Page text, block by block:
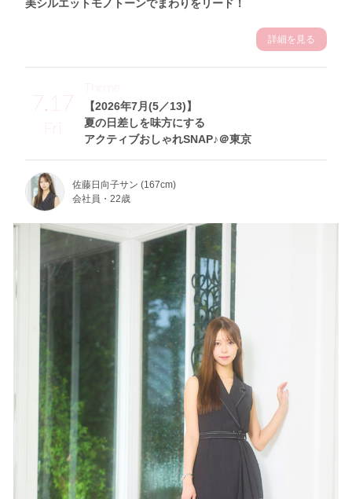
美シルエットモノトーンでまわりをリード！
詳細を見る
7.17
Fri
【2026年7月(5／13)】
夏の日差しを味方にする
アクティブおしゃれSNAP♪＠東京
Theme
佐藤日向子サン (167cm)
会社員・22歳